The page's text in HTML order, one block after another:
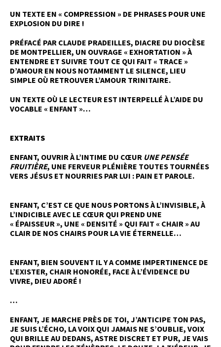
UN TEXTE EN « COMPRESSION » DE PHRASES POUR UNE
EXPLOSION DU DIRE !
PRÉFACÉ PAR CLAUDE PRADEILLES, DIACRE DU DIOCÈSE
DE MONTPELLIER, UN OUVRAGE « EXHORTATION » À
ENTENDRE ET SUIVRE TOUT CE QUI FAIT « TRACE »
D’AMOUR EN NOUS NOTAMMENT LE SILENCE, LIEU
SIMPLE OÙ RETROUVER L’AMOUR TRINITAIRE.
UN TEXTE OÙ LE LECTEUR EST INTERPELLÉ À L’AIDE DU
VOCABLE « ENFANT »…
EXTRAITS
ENFANT, OUVRIR À L’INTIME DU CŒUR UNE PENSÉE
FRUITIÈRE, UNE FERVEUR PLÉNIÈRE TOUTES TOURNÉES
VERS JÉSUS ET NOURRIES PAR LUI : PAIN ET PAROLE.
ENFANT, C’EST CE QUE NOUS PORTONS À L’INVISIBLE, À
L’INDICIBLE AVEC LE CŒUR QUI PREND UNE
« ÉPAISSEUR », UNE « DENSITÉ » QUI FAIT « CHAIR » AU
CLAIR DE NOS CHAIRS POUR LA VIE ÉTERNELLE…
ENFANT, BIEN SOUVENT IL Y A COMME IMPERTINENCE DE
L’EXISTER, CHAIR HONORÉE, FACE À L’ÉVIDENCE DU
VIVRE, DIEU ADORÉ !
…
ENFANT, JE MARCHE PRÈS DE TOI, J’ANTICIPE TON PAS,
JE SUIS L’ÉCHO, LA VOIX QUI JAMAIS NE S’OUBLIE, VOIX
QUI BRILLE AU DEDANS, ASTRE DISCRET ET PUR, JE VAIS